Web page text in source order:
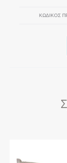
ΚΩΔΙΚΌΣ